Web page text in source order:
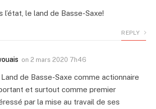
l’état, le land de Basse-Saxe!
REPLY
on 2 mars 2020 7h46
de Basse-Saxe comme actionnaire
et surtout comme premier
par la mise au travail de ses